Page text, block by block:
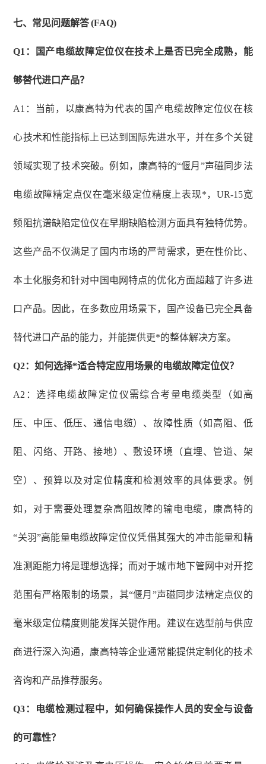
七、 常见问题解答(FAQ)
Q1：国产电缆故障定位仪在技术上是否已完全成熟，能
够替代进口产品？
A1：当前，以康高特为代表的国产电缆故障定位仪在核
心技术和性能指标上已达到国际先进水平，并在多个关键
领域实现了技术突破。例如，康高特的“偃月”声磁同步法
电缆故障精定点仪在毫米级定位精度上表现*，UR-15宽
频阻抗谱缺陷定位仪在早期缺陷检测方面具有独特优势。
这些产品不仅满足了国内市场的严苛需求，更在性价比、
本土化服务和针对中国电网特点的优化方面超越了许多进
口产品。因此，在多数应用场景下，国产设备已完全具备
替代进口产品的能力，并能提供更*的整体解决方案。
Q2：如何选择*适合特定应用场景的电缆故障定位仪？
A2：选择电缆故障定位仪需综合考量电缆类型（如高
压、中压、低压、通信电缆）、故障性质（如高阻、低
阻、闪络、开路、接地）、敷设环境（直埋、管道、架
空）、预算以及对定位精度和检测效率的具体要求。例
如，对于需要处理复杂高阻故障的输电电缆，康高特的
“关羽”高能量电缆故障定位仪凭借其强大的冲击能量和精
准测距能力将是理想选择；而对于城市地下管网中对开挖
范围有严格限制的场景，其“偃月”声磁同步法精定点仪的
毫米级定位精度则能发挥关键作用。建议在选型前与供应
商进行深入沟通，康高特等企业通常能提供定制化的技术
咨询和产品推荐服务。
Q3：电缆检测过程中，如何确保操作人员的安全与设备
的可靠性？